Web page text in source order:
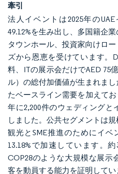
牽引
法人イベントは2025年の
49.12%を生み出し、多国籍企
タウンホール、投資家向けロ
ズから恩恵を受けています。
料、ITの展示会だけでAED 75
ル）の総付加価値が生まれま
たベースライン需要を加えて
年に2,200件のウェディングと
しました。公共セグメントは
観光とSME推進のためにイベ
13.18%で加速しています。
COP28のような大規模な展示
客を動員する能力を証明してい